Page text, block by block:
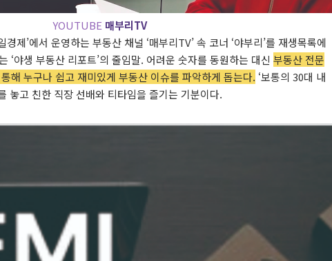
YOUTUBE 매부리TV
제’에서 운영하는 부동산 채널 ‘매부리TV’ 속 코너 ‘야부리’를 재생목록에
‘야생 부동산 리포트’의 줄임말. 어려운 숫자를 동원하는 대신 부동산 전문
해 누구나 쉽고 재미있게 부동산 이슈를 파악하게 돕는다. ‘보통의 30대 내
놓고 친한 직장 선배와 티타임을 즐기는 기분이다.